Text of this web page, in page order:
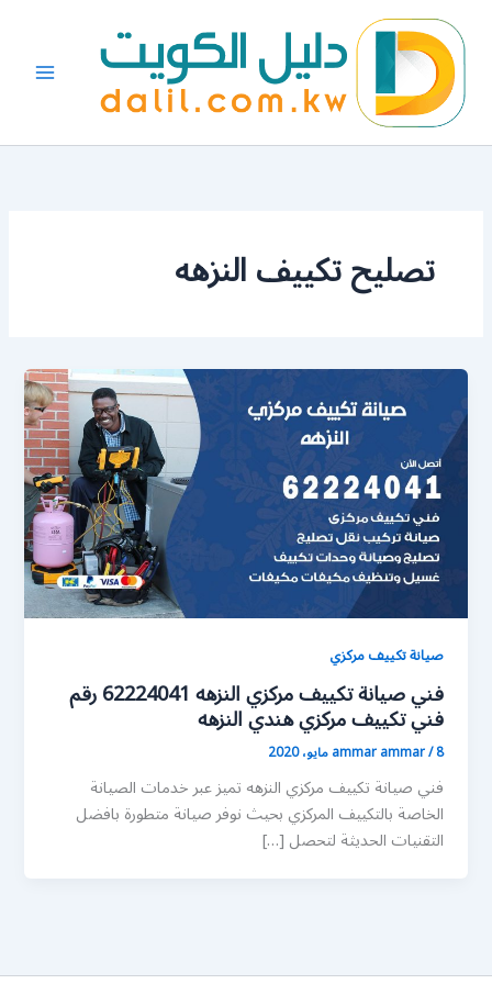
المحتوى
تصليح تكييف النزهه
صيانة تكييف مركزي
فني صيانة تكييف مركزي النزهه 62224041 رقم
فني تكييف مركزي هندي النزهه
ammar ammar/8 مايو، 2020
فني صيانة تكييف مركزي النزهه تميز عبر خدمات الصيانة
الخاصة بالتكييف المركزي بحيث نوفر صيانة متطورة بافضل
التقنيات الحديثة لتحصل […]